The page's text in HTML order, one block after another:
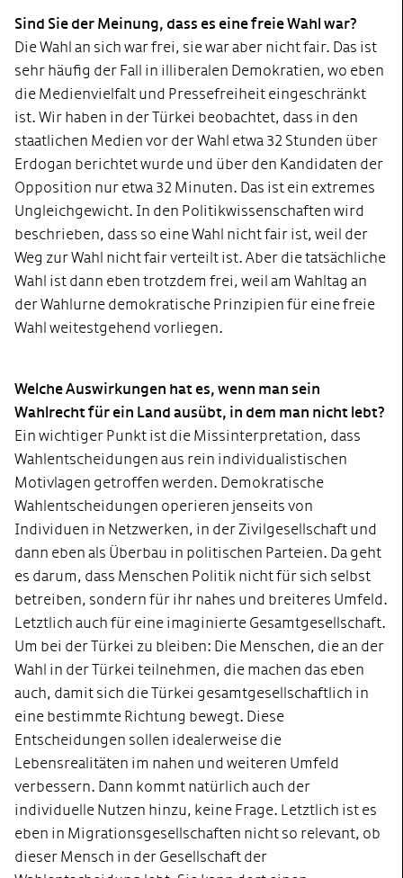
Sind Sie der Meinung, dass es eine freie Wahl war?
Die Wahl an sich war frei, sie war aber nicht fair. Das ist
sehr häufig der Fall in illiberalen Demokratien, wo eben
die Medienvielfalt und Pressefreiheit eingeschränkt
ist. Wir haben in der Türkei beobachtet, dass in den
staatlichen Medien vor der Wahl etwa 32 Stunden über
Erdogan berichtet wurde und über den Kandidaten der
Opposition nur etwa 32 Minuten. Das ist ein extremes
Ungleichgewicht. In den Politikwissenschaften wird
beschrieben, dass so eine Wahl nicht fair ist, weil der
Weg zur Wahl nicht fair verteilt ist. Aber die tatsächliche
Wahl ist dann eben trotzdem frei, weil am Wahltag an
der Wahlurne demokratische Prinzipien für eine freie
Wahl weitestgehend vorliegen.
Welche Auswirkungen hat es, wenn man sein
Wahlrecht für ein Land ausübt, in dem man nicht lebt?
Ein wichtiger Punkt ist die Missinterpretation, dass
Wahlentscheidungen aus rein individualistischen
Motivlagen getroffen werden. Demokratische
Wahlentscheidungen operieren jenseits von
Individuen in Netzwerken, in der Zivilgesellschaft und
dann eben als Überbau in politischen Parteien. Da geht
es darum, dass Menschen Politik nicht für sich selbst
betreiben, sondern für ihr nahes und breiteres Umfeld.
Letztlich auch für eine imaginierte Gesamtgesellschaft.
Um bei der Türkei zu bleiben: Die Menschen, die an der
Wahl in der Türkei teilnehmen, die machen das eben
auch, damit sich die Türkei gesamtgesellschaftlich in
eine bestimmte Richtung bewegt. Diese
Entscheidungen sollen idealerweise die
Lebensrealitäten im nahen und weiteren Umfeld
verbessern. Dann kommt natürlich auch der
individuelle Nutzen hinzu, keine Frage. Letztlich ist es
eben in Migrationsgesellschaften nicht so relevant, ob
dieser Mensch in der Gesellschaft der